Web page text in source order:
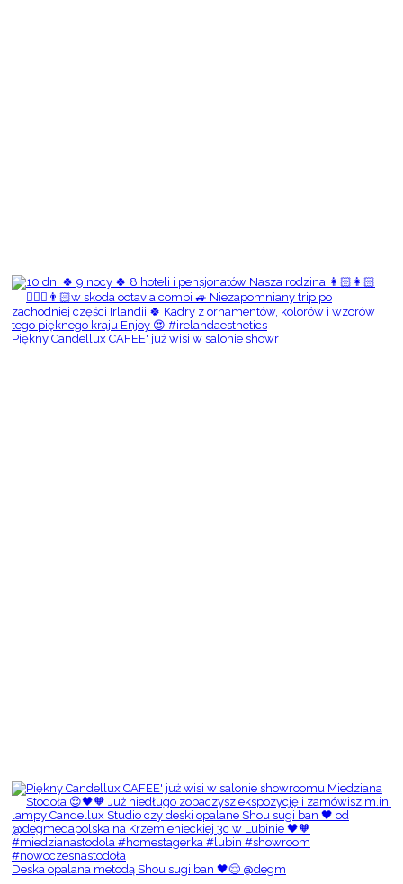
Piękny Candellux CAFEE' już wisi w salonie showr
Deska opalana metodą Shou sugi ban 🖤😌 @degm